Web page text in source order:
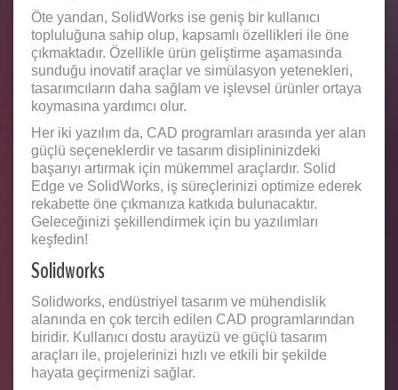
Öte yandan, SolidWorks ise geniş bir kullanıcı
topluluğuna sahip olup, kapsamlı özellikleri ile öne
çıkmaktadır. Özellikle ürün geliştirme aşamasında
sunduğu inovatif araçlar ve simülasyon yetenekleri,
tasarımcıların daha sağlam ve işlevsel ürünler ortaya
koymasına yardımcı olur.
Her iki yazılım da, CAD programları arasında yer alan
güçlü seçeneklerdir ve tasarım disiplininizdeki
başarıyı artırmak için mükemmel araçlardır. Solid
Edge ve SolidWorks, iş süreçlerinizi optimize ederek
rekabette öne çıkmanıza katkıda bulunacaktır.
Geleceğinizi şekillendirmek için bu yazılımları
keşfedin!
Solidworks
Solidworks, endüstriyel tasarım ve mühendislik
alanında en çok tercih edilen CAD programlarından
biridir. Kullanıcı dostu arayüzü ve güçlü tasarım
araçları ile, projelerinizi hızlı ve etkili bir şekilde
hayata geçirmenizi sağlar.